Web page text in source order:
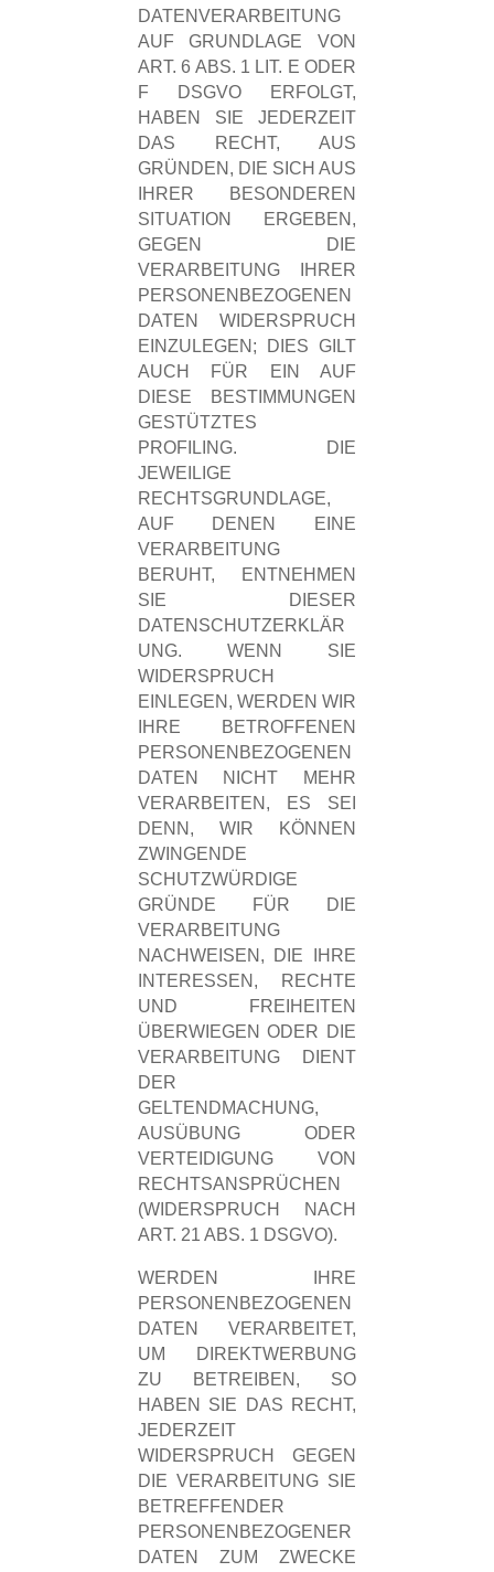
DATENVERARBEITUNG
AUF GRUNDLAGE VON
ART. 6 ABS. 1 LIT. E ODER
F DSGVO ERFOLGT,
HABEN SIE JEDERZEIT
DAS RECHT, AUS
GRÜNDEN, DIE SICH AUS
IHRER BESONDEREN
SITUATION ERGEBEN,
GEGEN DIE
VERARBEITUNG IHRER
PERSONENBEZOGENEN
DATEN WIDERSPRUCH
EINZULEGEN; DIES GILT
AUCH FÜR EIN AUF
DIESE BESTIMMUNGEN
GESTÜTZTES
PROFILING. DIE
JEWEILIGE
RECHTSGRUNDLAGE,
AUF DENEN EINE
VERARBEITUNG
BERUHT, ENTNEHMEN
SIE DIESER
DATENSCHUTZERKLÄR
UNG. WENN SIE
WIDERSPRUCH
EINLEGEN, WERDEN WIR
IHRE BETROFFENEN
PERSONENBEZOGENEN
DATEN NICHT MEHR
VERARBEITEN, ES SEI
DENN, WIR KÖNNEN
ZWINGENDE
SCHUTZWÜRDIGE
GRÜNDE FÜR DIE
VERARBEITUNG
NACHWEISEN, DIE IHRE
INTERESSEN, RECHTE
UND FREIHEITEN
ÜBERWIEGEN ODER DIE
VERARBEITUNG DIENT
DER
GELTENDMACHUNG,
AUSÜBUNG ODER
VERTEIDIGUNG VON
RECHTSANSPRÜCHEN
(WIDERSPRUCH NACH
ART. 21 ABS. 1 DSGVO).
WERDEN IHRE
PERSONENBEZOGENEN
DATEN VERARBEITET,
UM DIREKTWERBUNG
ZU BETREIBEN, SO
HABEN SIE DAS RECHT,
JEDERZEIT
WIDERSPRUCH GEGEN
DIE VERARBEITUNG SIE
BETREFFENDER
PERSONENBEZOGENER
DATEN ZUM ZWECKE